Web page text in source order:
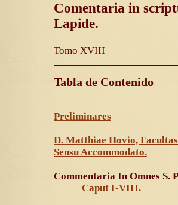
Comentaria in
Lapide.
Tomo XVIII
Tabla de Contenido
Preliminares
D. Matthiae Hovio,
Sensu Accommodato.
Commentaria In Omnes S.
Caput I-VIII.